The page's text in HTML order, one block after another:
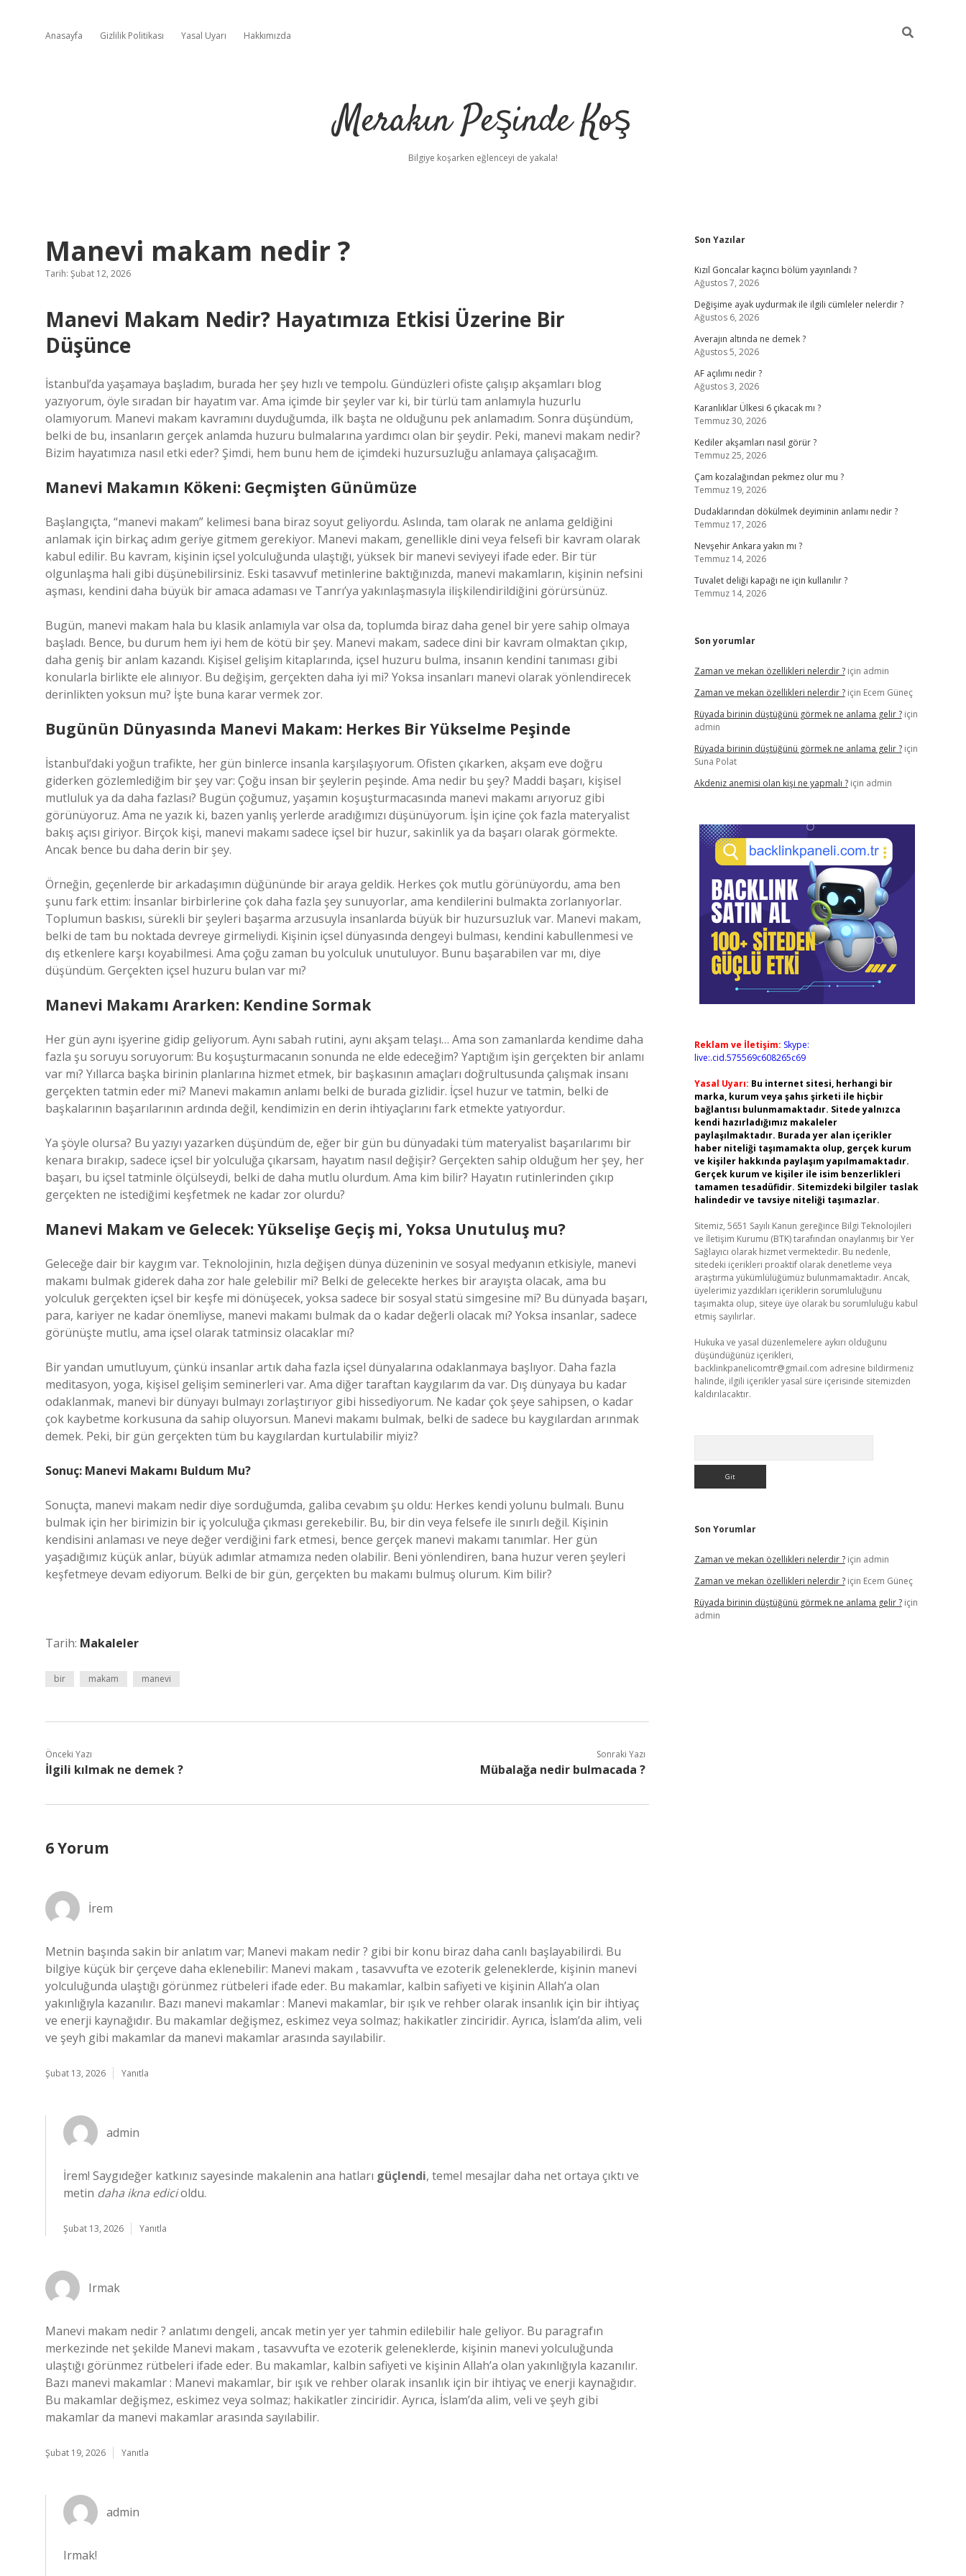
Anasayfa Gizlilik Politikası Yasal Uyarı Hakkımızda
Merakın Peşinde Koş
Bilgiye koşarken eğlenceyi de yakala!
Manevi makam nedir ?
Tarih: Şubat 12, 2026
Manevi Makam Nedir? Hayatımıza Etkisi Üzerine Bir
Düşünce
İstanbul’da yaşamaya başladım, burada her şey hızlı ve tempolu. Gündüzleri ofiste çalışıp akşamları blog
yazıyorum, öyle sıradan bir hayatım var. Ama içimde bir şeyler var ki, bir türlü tam anlamıyla huzurlu
olamıyorum. Manevi makam kavramını duyduğumda, ilk başta ne olduğunu pek anlamadım. Sonra düşündüm,
belki de bu, insanların gerçek anlamda huzuru bulmalarına yardımcı olan bir şeydir. Peki, manevi makam nedir?
Bizim hayatımıza nasıl etki eder? Şimdi, hem bunu hem de içimdeki huzursuzluğu anlamaya çalışacağım.
Manevi Makamın Kökeni: Geçmişten Günümüze
Başlangıçta, “manevi makam” kelimesi bana biraz soyut geliyordu. Aslında, tam olarak ne anlama geldiğini
anlamak için birkaç adım geriye gitmem gerekiyor. Manevi makam, genellikle dini veya felsefi bir kavram olarak
kabul edilir. Bu kavram, kişinin içsel yolculuğunda ulaştığı, yüksek bir manevi seviyeyi ifade eder. Bir tür
olgunlaşma hali gibi düşünebilirsiniz. Eski tasavvuf metinlerine baktığınızda, manevi makamların, kişinin nefsini
aşması, kendini daha büyük bir amaca adaması ve Tanrı’ya yakınlaşmasıyla ilişkilendirildiğini görürsünüz.
Bugün, manevi makam hala bu klasik anlamıyla var olsa da, toplumda biraz daha genel bir yere sahip olmaya
başladı. Bence, bu durum hem iyi hem de kötü bir şey. Manevi makam, sadece dini bir kavram olmaktan çıkıp,
daha geniş bir anlam kazandı. Kişisel gelişim kitaplarında, içsel huzuru bulma, insanın kendini tanıması gibi
konularla birlikte ele alınıyor. Bu değişim, gerçekten daha iyi mi? Yoksa insanları manevi olarak yönlendirecek
derinlikten yoksun mu? İşte buna karar vermek zor.
Bugünün Dünyasında Manevi Makam: Herkes Bir Yükselme Peşinde
İstanbul’daki yoğun trafikte, her gün binlerce insanla karşılaşıyorum. Ofisten çıkarken, akşam eve doğru
giderken gözlemlediğim bir şey var: Çoğu insan bir şeylerin peşinde. Ama nedir bu şey? Maddi başarı, kişisel
mutluluk ya da daha fazlası? Bugün çoğumuz, yaşamın koşuşturmacasında manevi makamı arıyoruz gibi
görünüyoruz. Ama ne yazık ki, bazen yanlış yerlerde aradığımızı düşünüyorum. İşin içine çok fazla materyalist
bakış açısı giriyor. Birçok kişi, manevi makamı sadece içsel bir huzur, sakinlik ya da başarı olarak görmekte.
Ancak bence bu daha derin bir şey.
Örneğin, geçenlerde bir arkadaşımın düğününde bir araya geldik. Herkes çok mutlu görünüyordu, ama ben
şunu fark ettim: İnsanlar birbirlerine çok daha fazla şey sunuyorlar, ama kendilerini bulmakta zorlanıyorlar.
Toplumun baskısı, sürekli bir şeyleri başarma arzusuyla insanlarda büyük bir huzursuzluk var. Manevi makam,
belki de tam bu noktada devreye girmeliydi. Kişinin içsel dünyasında dengeyi bulması, kendini kabullenmesi ve
dış etkenlere karşı koyabilmesi. Ama çoğu zaman bu yolculuk unutuluyor. Bunu başarabilen var mı, diye
düşündüm. Gerçekten içsel huzuru bulan var mı?
Manevi Makamı Ararken: Kendine Sormak
Her gün aynı işyerine gidip geliyorum. Aynı sabah rutini, aynı akşam telaşı… Ama son zamanlarda kendime daha
fazla şu soruyu soruyorum: Bu koşuşturmacanın sonunda ne elde edeceğim? Yaptığım işin gerçekten bir anlamı
var mı? Yıllarca başka birinin planlarına hizmet etmek, bir başkasının amaçları doğrultusunda çalışmak insanı
gerçekten tatmin eder mi? Manevi makamın anlamı belki de burada gizlidir. İçsel huzur ve tatmin, belki de
başkalarının başarılarının ardında değil, kendimizin en derin ihtiyaçlarını fark etmekte yatıyordur.
Ya şöyle olursa? Bu yazıyı yazarken düşündüm de, eğer bir gün bu dünyadaki tüm materyalist başarılarımı bir
kenara bırakıp, sadece içsel bir yolculuğa çıkarsam, hayatım nasıl değişir? Gerçekten sahip olduğum her şey, her
başarı, bu içsel tatminle ölçülseydi, belki de daha mutlu olurdum. Ama kim bilir? Hayatın rutinlerinden çıkıp
gerçekten ne istediğimi keşfetmek ne kadar zor olurdu?
Manevi Makam ve Gelecek: Yükselişe Geçiş mi, Yoksa Unutuluş mu?
Geleceğe dair bir kaygım var. Teknolojinin, hızla değişen dünya düzeninin ve sosyal medyanın etkisiyle, manevi
makamı bulmak giderek daha zor hale gelebilir mi? Belki de gelecekte herkes bir arayışta olacak, ama bu
yolculuk gerçekten içsel bir keşfe mi dönüşecek, yoksa sadece bir sosyal statü simgesine mi? Bu dünyada başarı,
para, kariyer ne kadar önemliyse, manevi makamı bulmak da o kadar değerli olacak mı? Yoksa insanlar, sadece
görünüşte mutlu, ama içsel olarak tatminsiz olacaklar mı?
Bir yandan umutluyum, çünkü insanlar artık daha fazla içsel dünyalarına odaklanmaya başlıyor. Daha fazla
meditasyon, yoga, kişisel gelişim seminerleri var. Ama diğer taraftan kaygılarım da var. Dış dünyaya bu kadar
odaklanmak, manevi bir dünyayı bulmayı zorlaştırıyor gibi hissediyorum. Ne kadar çok şeye sahipsen, o kadar
çok kaybetme korkusuna da sahip oluyorsun. Manevi makamı bulmak, belki de sadece bu kaygılardan arınmak
demek. Peki, bir gün gerçekten tüm bu kaygılardan kurtulabilir miyiz?
Sonuç: Manevi Makamı Buldum Mu?
Sonuçta, manevi makam nedir diye sorduğumda, galiba cevabım şu oldu: Herkes kendi yolunu bulmalı. Bunu
bulmak için her birimizin bir iç yolculuğa çıkması gerekebilir. Bu, bir din veya felsefe ile sınırlı değil. Kişinin
kendisini anlaması ve neye değer verdiğini fark etmesi, bence gerçek manevi makamı tanımlar. Her gün
yaşadığımız küçük anlar, büyük adımlar atmamıza neden olabilir. Beni yönlendiren, bana huzur veren şeyleri
keşfetmeye devam ediyorum. Belki de bir gün, gerçekten bu makamı bulmuş olurum. Kim bilir?
Tarih: Makaleler
bir makam manevi
Önceki Yazı
İlgili kılmak ne demek ?
Sonraki Yazı
Mübalağa nedir bulmacada ?
6 Yorum
İrem
Metnin başında sakin bir anlatım var; Manevi makam nedir ? gibi bir konu biraz daha canlı başlayabilirdi. Bu
bilgiye küçük bir çerçeve daha eklenebilir: Manevi makam , tasavvufta ve ezoterik geleneklerde, kişinin manevi
yolculuğunda ulaştığı görünmez rütbeleri ifade eder. Bu makamlar, kalbin safiyeti ve kişinin Allah’a olan
yakınlığıyla kazanılır. Bazı manevi makamlar : Manevi makamlar, bir ışık ve rehber olarak insanlık için bir ihtiyaç
ve enerji kaynağıdır. Bu makamlar değişmez, eskimez veya solmaz; hakikatler zinciridir. Ayrıca, İslam’da alim, veli
ve şeyh gibi makamlar da manevi makamlar arasında sayılabilir.
Şubat 13, 2026 Yanıtla
admin
İrem! Saygıdeğer katkınız sayesinde makalenin ana hatları güçlendi, temel mesajlar daha net ortaya çıktı ve
metin daha ikna edicioldu.
Şubat 13, 2026 Yanıtla
Irmak
Manevi makam nedir ? anlatımı dengeli, ancak metin yer yer tahmin edilebilir hale geliyor. Bu paragrafın
merkezinde net şekilde Manevi makam , tasavvufta ve ezoterik geleneklerde, kişinin manevi yolculuğunda
ulaştığı görünmez rütbeleri ifade eder. Bu makamlar, kalbin safiyeti ve kişinin Allah’a olan yakınlığıyla kazanılır.
Bazı manevi makamlar : Manevi makamlar, bir ışık ve rehber olarak insanlık için bir ihtiyaç ve enerji kaynağıdır.
Bu makamlar değişmez, eskimez veya solmaz; hakikatler zinciridir. Ayrıca, İslam’da alim, veli ve şeyh gibi
makamlar da manevi makamlar arasında sayılabilir.
Şubat 19, 2026 Yanıtla
admin
Irmak!
Sidebar
Son Yazılar
Kızıl Goncalar kaçıncı bölüm yayınlandı ?
Ağustos 7, 2026
Değişime ayak uydurmak ile ilgili cümleler nelerdir ?
Ağustos 6, 2026
Averajın altında ne demek ?
Ağustos 5, 2026
AF açılımı nedir ?
Ağustos 3, 2026
Karanlıklar Ülkesi 6 çıkacak mı ?
Temmuz 30, 2026
Kediler akşamları nasıl görür ?
Temmuz 25, 2026
Çam kozalağından pekmez olur mu ?
Temmuz 19, 2026
Dudaklarından dökülmek deyiminin anlamı nedir ?
Temmuz 17, 2026
Nevşehir Ankara yakın mı ?
Temmuz 14, 2026
Tuvalet deliği kapağı ne için kullanılır ?
Temmuz 14, 2026
Son yorumlar
Zaman ve mekan özellikleri nelerdir ?için admin
Zaman ve mekan özellikleri nelerdir ?için Ecem Güneç
Rüyada birinin düştüğünü görmek ne anlama gelir ?için
admin
Rüyada birinin düştüğünü görmek ne anlama gelir ?için
Suna Polat
Akdeniz anemisi olan kişi ne yapmalı ?için admin
Reklam ve İletişim: Skype:
live:.cid.575569c608265c69
Yasal Uyarı: Bu internet sitesi, herhangi bir
marka, kurum veya şahıs şirketi ile hiçbir
bağlantısı bulunmamaktadır. Sitede yalnızca
kendi hazırladığımız makaleler
paylaşılmaktadır. Burada yer alan içerikler
haber niteliği taşımamakta olup, gerçek kurum
ve kişiler hakkında paylaşım yapılmamaktadır.
Gerçek kurum ve kişiler ile isim benzerlikleri
tamamen tesadüfidir. Sitemizdeki bilgiler taslak
halindedir ve tavsiye niteliği taşımazlar.
Sitemiz, 5651 Sayılı Kanun gereğince Bilgi Teknolojileri
ve İletişim Kurumu (BTK) tarafından onaylanmış bir Yer
Sağlayıcı olarak hizmet vermektedir. Bu nedenle,
sitedeki içerikleri proaktif olarak denetleme veya
araştırma yükümlülüğümüz bulunmamaktadır. Ancak,
üyelerimiz yazdıkları içeriklerin sorumluluğunu
taşımakta olup, siteye üye olarak bu sorumluluğu kabul
etmiş sayılırlar.
Hukuka ve yasal düzenlemelere aykırı olduğunu
düşündüğünüz içerikleri,
backlinkpanelicomtr@gmail.com adresine bildirmeniz
halinde, ilgili içerikler yasal süre içerisinde sitemizden
kaldırılacaktır.
Son Yorumlar
Zaman ve mekan özellikleri nelerdir ?için admin
Zaman ve mekan özellikleri nelerdir ?için Ecem Güneç
Rüyada birinin düştüğünü görmek ne anlama gelir ?için
admin